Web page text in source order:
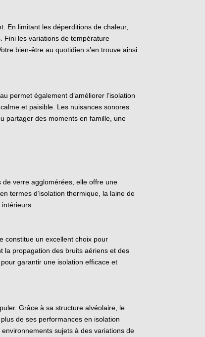
En limitant les déperditions de chaleur,
Fini les variations de température
bien-être au quotidien s’en trouve ainsi
permet également d’améliorer l’isolation
et paisible. Les nuisances sonores
partager des moments en famille, une
de verre agglomérées, elle offre une
termes d’isolation thermique, la laine de
constitue un excellent choix pour
la propagation des bruits aériens et des
garantir une isolation efficace et
Grâce à sa structure alvéolaire, le
de ses performances en isolation
sujets à des variations de